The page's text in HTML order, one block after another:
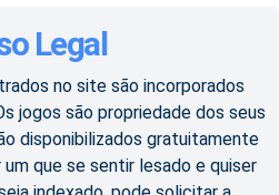
Legal
no site são incorporados
jogos são propriedade dos seus
disponibilizados gratuitamente
um que se sentir lesado e quiser